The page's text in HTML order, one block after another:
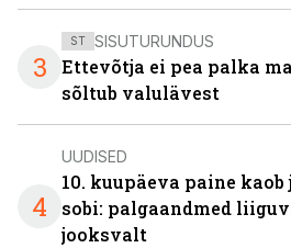
3
ST SISUTURUNDUS
Ettevõtja ei pea palka
sõltub valulävest
4
UUDISED
10. kuupäeva paine kaob
sobi: palgaandmed
jooksvalt